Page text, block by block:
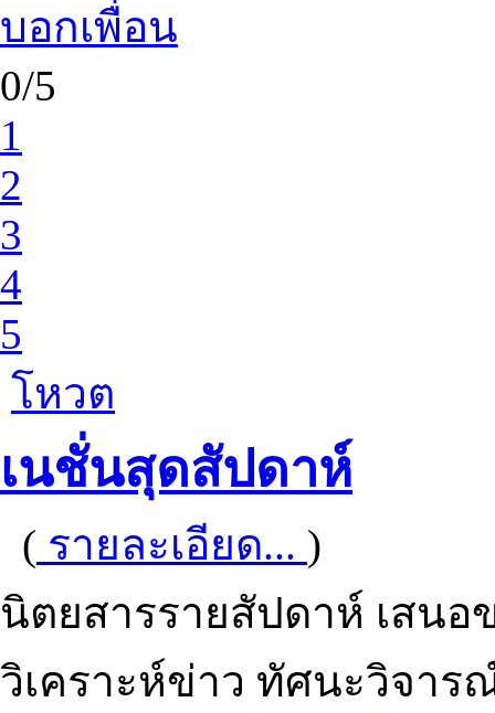
บอกเพื่อน
0/5
1
2
3
4
5
โหวต
เนชั่นสุดสัปดาห์
( รายละเอียด... )
นิตยสารรายสัปดาห์ เสนอ
วิเคราะห์ข่าว ทัศนะวิจาร